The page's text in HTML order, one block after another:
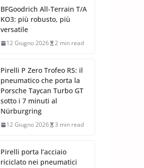
BFGoodrich All-Terrain T/A
KO3: più robusto, più
versatile
12 Giugno 2026 2 min read
Pirelli P Zero Trofeo RS: il
pneumatico che porta la
Porsche Taycan Turbo GT
sotto i 7 minuti al
Nürburgring
12 Giugno 2026 3 min read
Pirelli porta l’acciaio
riciclato nei pneumatici